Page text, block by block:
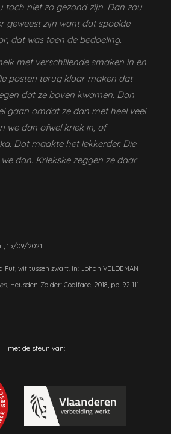
toch niet zo gezond zijn. Dan zou
geweest zijn want dat spoelde
dat was toen de bedoeling.
met verschillende smaken in en
posten terug klaar maken dat
dat ze boven kwamen. Dan
gaan omdat ze dan met heel veel
we dan ofwel kriek in, of
Dat maakte het lekkerder. Die
dan. Kriekske zeggen ze daar
15/09/2021.
Put, wit tussen zwart. In: Johan VELDEMAN
Heusden-Zolder: Coalface, 2018, pp. 92-111.
met de steun van: